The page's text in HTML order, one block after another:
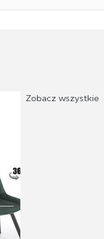
Zobacz wszystkie